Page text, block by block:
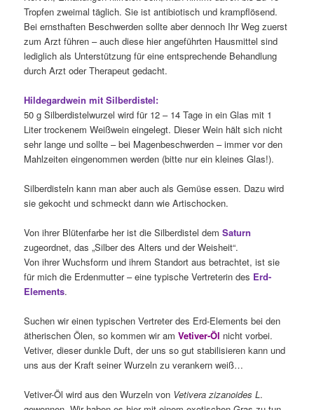
Tropfen zweimal täglich. Sie ist antibiotisch und krampflösend.
Bei ernsthaften Beschwerden sollte aber dennoch Ihr Weg zuerst
zum Arzt führen – auch diese hier angeführten Hausmittel sind
lediglich als Unterstützung für eine entsprechende Behandlung
durch Arzt oder Therapeut gedacht.
Hildegardwein mit Silberdistel:
50 g Silberdistelwurzel wird für 12 – 14 Tage in ein Glas mit 1
Liter trockenem Weißwein eingelegt. Dieser Wein hält sich nicht
sehr lange und sollte – bei Magenbeschwerden – immer vor den
Mahlzeiten eingenommen werden (bitte nur ein kleines Glas!).
Silberdisteln kann man aber auch als Gemüse essen. Dazu wird
sie gekocht und schmeckt dann wie Artischocken.
Von ihrer Blütenfarbe her ist die Silberdistel demSaturn
zugeordnet, das „Silber des Alters und der Weisheit“.
Von ihrer Wuchsform und ihrem Standort aus betrachtet, ist sie
für mich die Erdenmutter – eine typische Vertreterin des Erd-
Elements.
Suchen wir einen typischen Vertreter des Erd-Elements bei den
ätherischen Ölen, so kommen wir amVetiver-Öl nicht vorbei.
Vetiver, dieser dunkle Duft, der uns so gut stabilisieren kann und
uns aus der Kraft seiner Wurzeln zu verankern weiß…
Vetiver-Öl wird aus den Wurzeln von Vetivera zizanoides L.